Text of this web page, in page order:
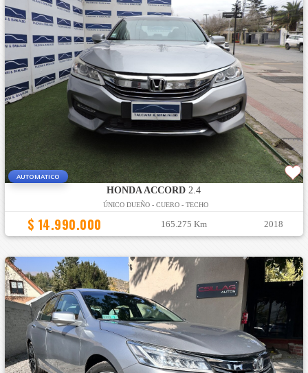
AUTOMATICO
HONDA ACCORD 2.4
ÚNICO DUEÑO - CUERO - TECHO
$ 14.990.000 165.275 Km 2018